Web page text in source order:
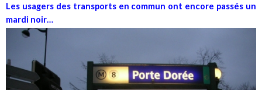
Les usagers des transports en commun ont encore passés un
mardi noir…